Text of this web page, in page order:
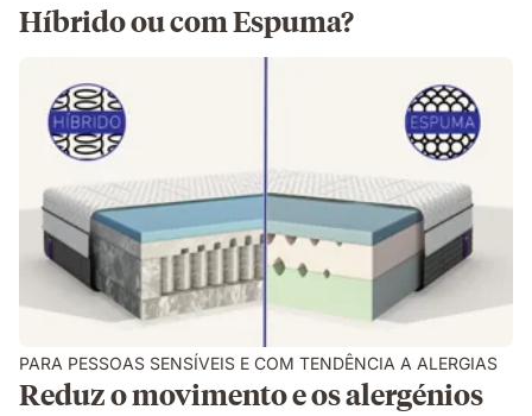
Híbrido ou com Espuma?
PARA PESSOAS SENSÍVEIS E COM TENDÊNCIA A ALERGIAS
Reduz o movimento e os alergénios